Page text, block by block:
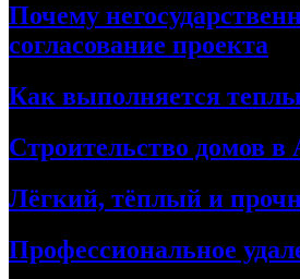
Почему
согласование проекта
Как выполняется
Строительство домов
Лёгкий, тёплый и
Профессиональное